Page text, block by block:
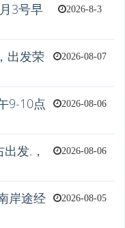
2026-8-3
3号早
2026-08-07
出发荣
2026-08-06
9-10点
2026-08-06
发.，
2026-08-05
岸途经